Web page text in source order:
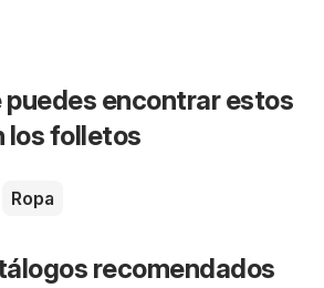
encontrar estos
los folletos
Ropa
recomendados